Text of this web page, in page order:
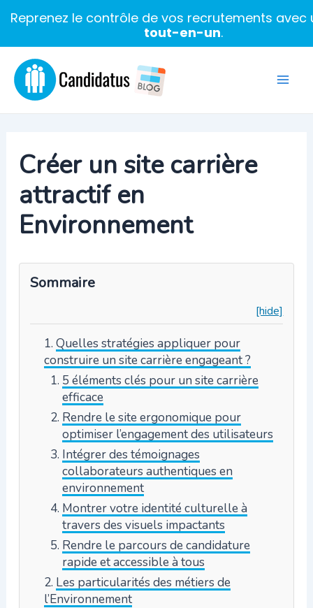
Aller
contenu
Créer un site carrière
attractif en
Environnement
Sommaire
[hide]
Quelles stratégies appliquer pour
construire un site carrière engageant ?
5 éléments clés pour un site carrière
efficace
Rendre le site ergonomique pour
optimiser l’engagement des utilisateurs
Intégrer des témoignages
collaborateurs authentiques en
environnement
Montrer votre identité culturelle à
travers des visuels impactants
Rendre le parcours de candidature
rapide et accessible à tous
Les particularités des métiers de
l’Environnement
Reprenez le contrôle de vos recrutements avec
tout-en-un.